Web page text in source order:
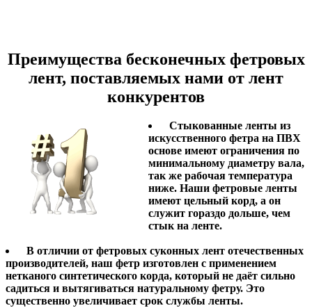
Преимущества бесконечных фетровых
лент, поставляемых нами от лент
конкурентов
Стыкованные ленты из
искусственного фетра на ПВХ
основе имеют ограничения по
минимальному диаметру вала,
так же рабочая температура
ниже. Наши фетровые ленты
имеют цельный корд, а он
служит гораздо дольше, чем
стык на ленте.
В отличии от фетровых суконных лент отечественных
производителей, наш фетр изготовлен с применением
нетканого синтетического корда, который не даёт сильно
садиться и вытягиваться натуральному фетру. Это
существенно увеличивает срок службы ленты.